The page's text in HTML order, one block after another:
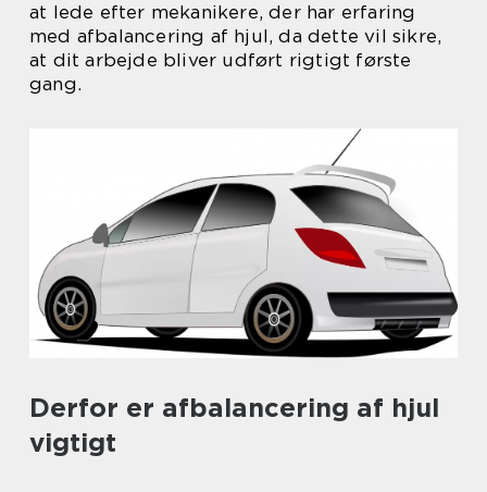
at lede efter mekanikere, der har erfaring
med afbalancering af hjul, da dette vil sikre,
at dit arbejde bliver udført rigtigt første
gang.
Derfor er afbalancering af hjul
vigtigt